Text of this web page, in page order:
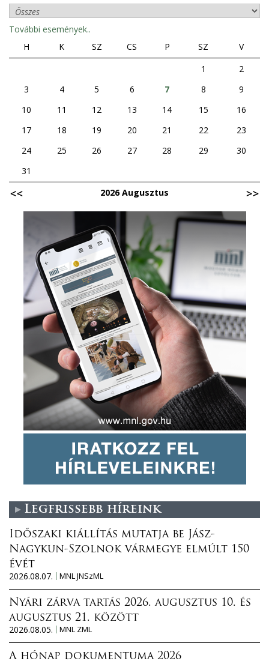
További események..
H
K SZ CS P SZ
V
1
2
3
4 5 6 7 8
9
10
11 12 13 14 15
16
17
18 19 20 21 22
23
24
25 26 27 28 29
30
31
2026 Augusztus
Legfrissebb híreink
Időszaki kiállítás mutatja be Jász-
Nagykun-Szolnok vármegye elmúlt 150
évét
2026.08.07.
MNL JNSzML
Nyári zárva tartás 2026. augusztus 10. és
augusztus 21. között
2026.08.05.
MNL ZML
A hónap dokumentuma 2026